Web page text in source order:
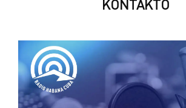
KONTAKTO